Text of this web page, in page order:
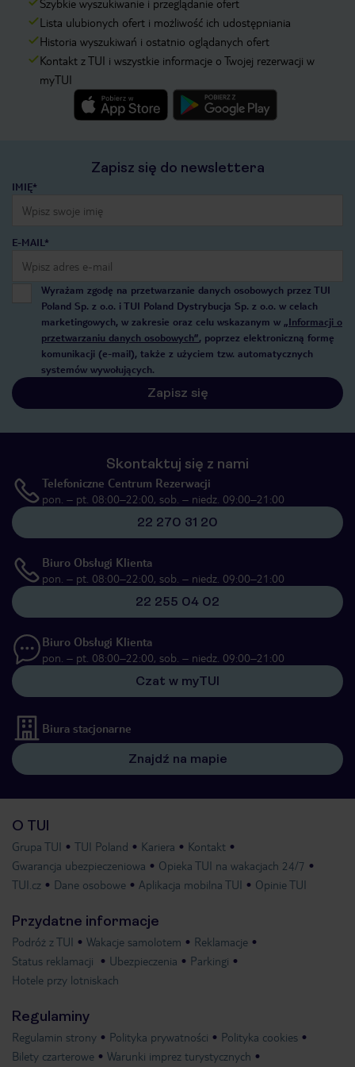
Szybkie wyszukiwanie i przeglądanie ofert
Lista ulubionych ofert i możliwość ich udostępniania
Historia wyszukiwań i ostatnio oglądanych ofert
Kontakt z TUI i wszystkie informacje o Twojej rezerwacji w
myTUI
Zapisz się do newslettera
IMIĘ*
E-MAIL*
Wyrażam zgodę na przetwarzanie danych osobowych przez TUI
Poland Sp. z o.o. i TUI Poland Dystrybucja Sp. z o.o. w celach
marketingowych, w zakresie oraz celu wskazanym w „Informacji o
przetwarzaniu danych osobowych”, poprzez elektroniczną formę
komunikacji (e-mail), także z użyciem tzw. automatycznych
systemów wywołujących.
Zapisz się
Skontaktuj się z nami
Telefoniczne Centrum Rezerwacji
pon. – pt. 08:00–22:00, sob. – niedz. 09:00–21:00
22 270 31 20
Biuro Obsługi Klienta
pon. – pt. 08:00–22:00, sob. – niedz. 09:00–21:00
22 255 04 02
Biuro Obsługi Klienta
pon. – pt. 08:00–22:00, sob. – niedz. 09:00–21:00
Czat w myTUI
Biura stacjonarne
Znajdź na mapie
O TUI
Grupa TUI TUI Poland Kariera
Kontakt
Gwarancja ubezpieczeniowa
Opieka TUI na wakacjach 24/7
TUI.cz
Dane osobowe Aplikacja mobilna TUI Opinie TUI
Przydatne informacje
Podróż z TUI Wakacje samolotem
Reklamacje
Status reklamacji
Ubezpieczenia
Parkingi
Hotele przy lotniskach
Regulaminy
Regulamin strony Polityka prywatności
Polityka cookies
Bilety czarterowe
Warunki imprez turystycznych